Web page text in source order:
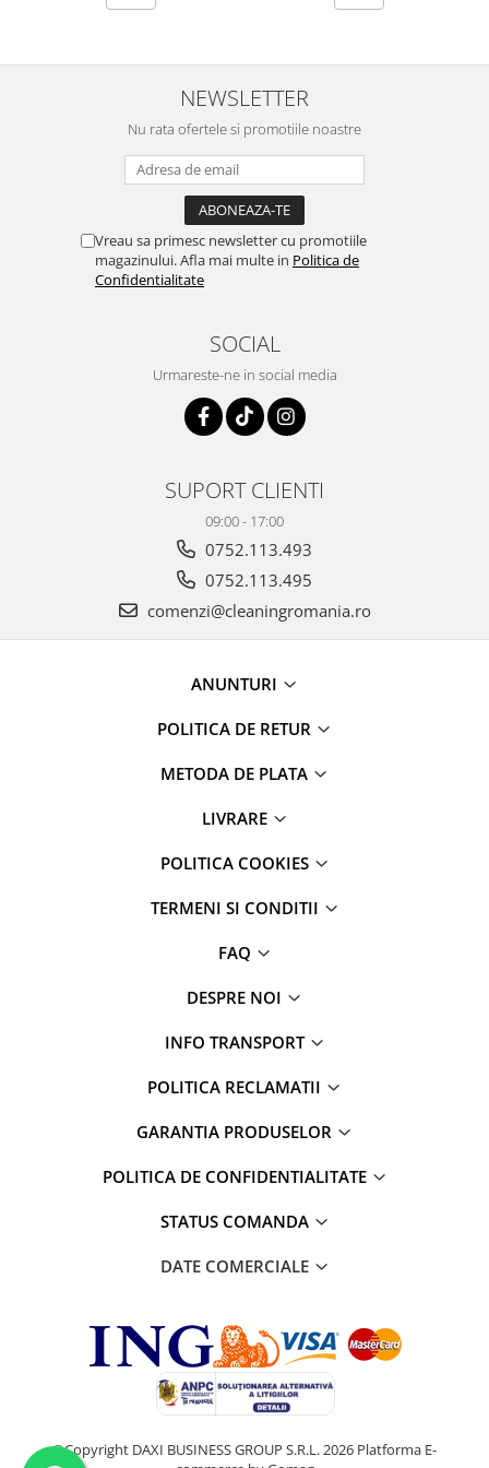
curatarea mainilor
Articole DYI si zugravit
Antidaunatori si insecticide
Camping, Gradina & Zone de
curatenie si intretinere
Solutii si detergenti industriali
Dispensere prosoape pliate de
Dispensere role prosop hartie si
Dozatoare solutii igienizare si
dezinfectare maini si consumabile
Dispenser acoperitori incaltaminte
Rola cearceaf medical si lavete
Sapun lichid,solid , spuma si sare
Lotiuni ,lapte,creme si uleiuri
pentru fata si corp
Parfumuri si seturi cadouri
Sampon,balsam,masti si
tratamente pentru par
Cosmetice pentru copii si bebelusi
Machiaj si manichiura
Bureti pentru baie si accesorii
NEWSLETTER
Nu rata ofertele si promotiile noastre
Vreau sa primesc newsletter cu promotiile
magazinului. Afla mai multe in Politica de
Confidentialitate
SOCIAL
Urmareste-ne in social media
SUPORT CLIENTI
09:00 - 17:00
0752.113.493
0752.113.495
comenzi@cleaningromania.ro
ANUNTURI
POLITICA DE RETUR
METODA DE PLATA
LIVRARE
POLITICA COOKIES
TERMENI SI CONDITII
FAQ
DESPRE NOI
INFO TRANSPORT
POLITICA RECLAMATII
GARANTIA PRODUSELOR
POLITICA DE CONFIDENTIALITATE
STATUS COMANDA
DATE COMERCIALE
©Copyright DAXI BUSINESS GROUP S.R.L. 2026 Platforma E-